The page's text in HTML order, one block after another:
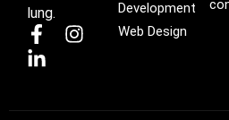
lung.
Development
Web Design